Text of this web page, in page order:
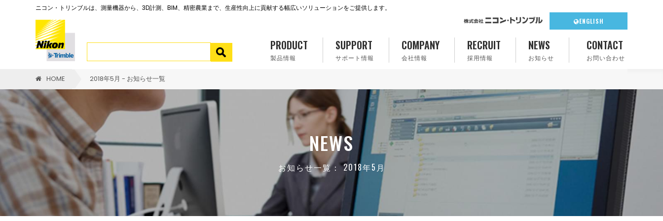
ニコン・トリンブルは、測量機器から、3D計測、BIM、精密農業まで、生産性向上に貢献する幅広いソリューションをご提供します。
ENGLISH
PRODUCT
製品情報
SUPPORT
サポート情報
COMPANY
会社情報
RECRUIT
採用情報
NEWS
お知らせ
CONTACT
お問い合わせ
HOME 2018年5月 - お知らせ一覧
NEWS
お知らせ一覧： 2018年5月